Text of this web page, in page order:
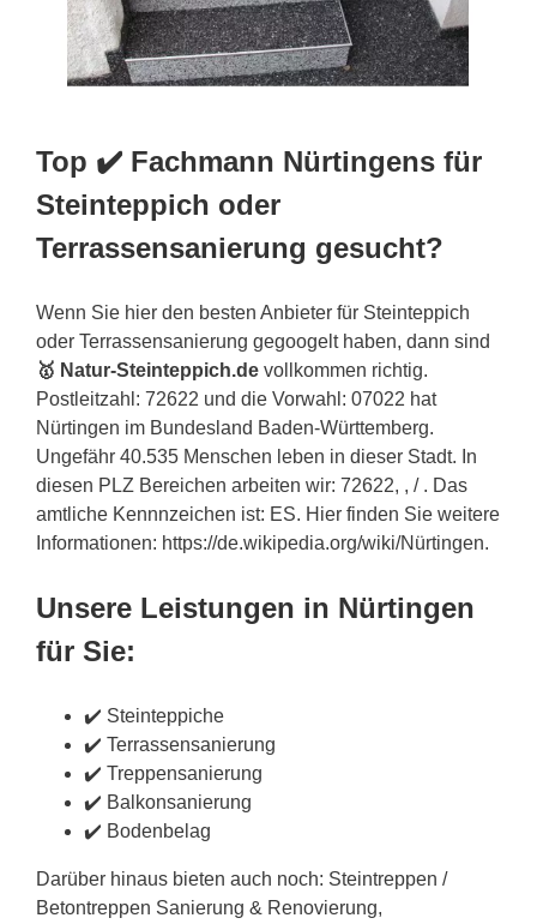
Top ✔️ Fachmann Nürtingens für
Steinteppich oder
Terrassensanierung gesucht?
Wenn Sie hier den besten Anbieter für Steinteppich
oder Terrassensanierung gegoogelt haben, dann sind
🥇 Natur-Steinteppich.de vollkommen richtig.
Postleitzahl: 72622 und die Vorwahl: 07022 hat
Nürtingen im Bundesland Baden-Württemberg.
Ungefähr 40.535 Menschen leben in dieser Stadt. In
diesen PLZ Bereichen arbeiten wir: 72622, , / . Das
amtliche Kennnzeichen ist: ES. Hier finden Sie weitere
Informationen: https://de.wikipedia.org/wiki/Nürtingen.
Unsere Leistungen in Nürtingen
für Sie:
✔️ Steinteppiche
✔️ Terrassensanierung
✔️ Treppensanierung
✔️ Balkonsanierung
✔️ Bodenbelag
Darüber hinaus bieten auch noch: Steintreppen /
Betontreppen Sanierung & Renovierung,